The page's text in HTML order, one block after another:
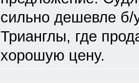
сильно дешевле б/
Трианглы, где
хорошую цену.